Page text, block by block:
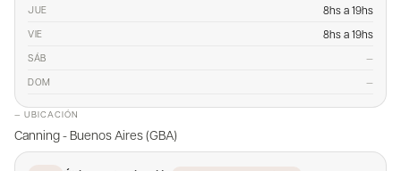
JUE 8hs a 19hs
VIE 8hs a 19hs
SÁB —
DOM —
— UBICACIÓN
Canning - Buenos Aires (GBA)